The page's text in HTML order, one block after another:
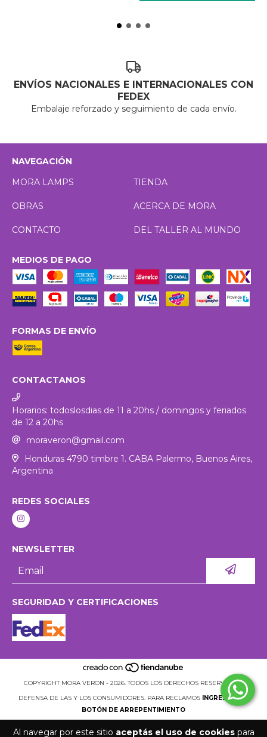
Al navegar por este sitio aceptás el uso de cookiespara
ENVÍOS NACIONALES E INTERNACIONALES CON
FEDEX
Embalaje reforzado y seguimiento de cada envío.
NAVEGACIÓN
MORA LAMPS
TIENDA
OBRAS ACERCA DE MORA
CONTACTO DEL TALLER AL MUNDO
MEDIOS DE PAGO
FORMAS DE ENVÍO
CONTACTANOS
Horarios: todoslosdias de 11 a 20hs / domingos y feriados
de 12 a 20hs
moraveron@gmail.com
Honduras 4790 timbre 1. CABA Palermo, Buenos Aires,
Argentina
REDES SOCIALES
NEWSLETTER
SEGURIDAD Y CERTIFICACIONES
COPYRIGHT MORA VERON - 2026. TODOS LOS DERECHOS RESERVADOS.
DEFENSA DE LAS Y LOS CONSUMIDORES. PARA RECLAMOS
INGRESÁ ACÁ.
BOTÓN DE ARREPENTIMIENTO